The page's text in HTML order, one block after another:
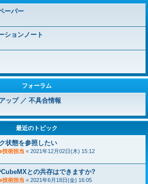
ーパー
ションノート
フォーラム
ップ ／ 不具合情報
最近のトピック
状態を参照したい
技術担当 « 2021年12月02日(木) 15:12
との共存はできますか?
技術担当 « 2021年6月18日(金) 16:05